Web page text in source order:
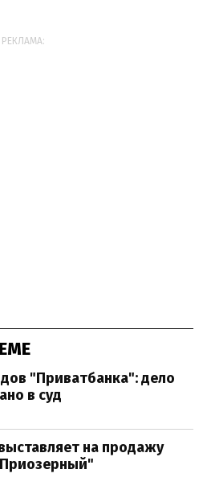
РЕКЛАМА:
"Приватбанка": дело
в суд
на продажу